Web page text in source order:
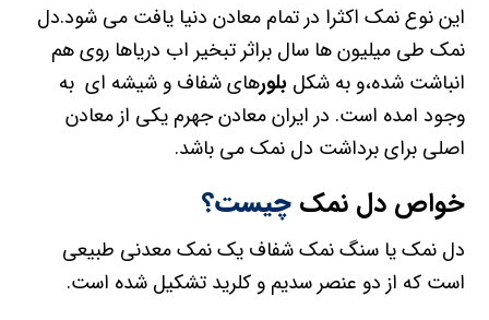
این نوع نمک اکثرا در تمام معادن دنیا یافت می شود.دل
نمک طی میلیون ها سال براثر تبخیر اب دریاها روی هم
انباشت شده،و به شکل بلورهای شفاف و شیشه ای به
وجود امده است. در ایران معادن جهرم یکی از معادن
اصلی برای برداشت دل نمک می باشد.
خواص دل نمک چیست؟
دل نمک یا سنگ نمک شفاف یک نمک معدنی طبیعی
است که از دو عنصر سدیم و کلرید تشکیل شده است.